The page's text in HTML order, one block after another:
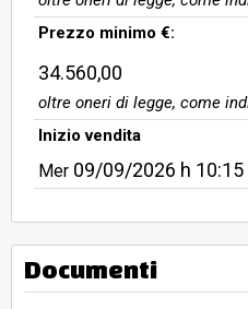
Prezzo minimo €:
34.560,00
oltre oneri di legge, come
Inizio vendita
Mer 09/09/2026 h 10:15
Documenti